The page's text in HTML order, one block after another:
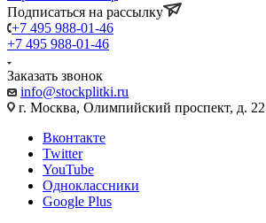
Подписаться на рассылку
+7 495 988-01-46
+7 495 988-01-46
Заказать звонок
info@stockplitki.ru
г. Москва, Олимпийский проспект, д. 22
Вконтакте
Twitter
YouTube
Одноклассники
Google Plus